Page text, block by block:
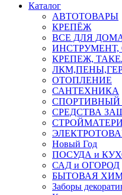
Каталог
АВТОТОВАРЫ
КРЕПЁЖ
ВСЕ ДЛЯ
ИНСТРУМЕНТ,
КРЕПЕЖ,
ОТОПЛЕНИЕ
САНТЕХНИКА
СПОРТИВНЫЙ
СРЕДСТВА
Новый Год
ПОСУДА и
САД и ОГОРОД
БЫТОВАЯ
Заборы